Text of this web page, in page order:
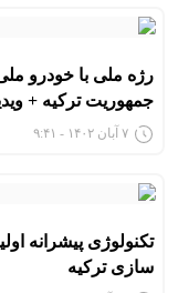
رژه ملی با خودرو
جمهوریت ترکیه +
۷ آبان ۱۴۰۲ - ۹:۴۱
سازی ترکیه